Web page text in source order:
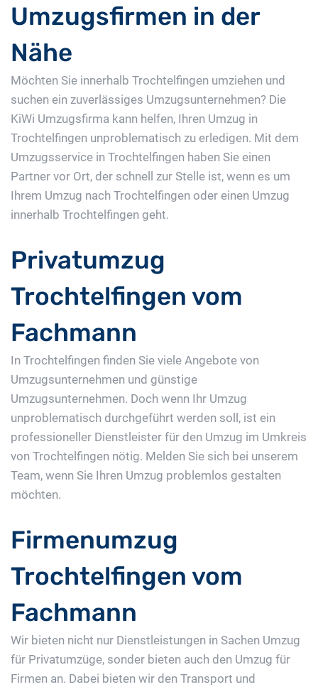
Umzugsfirmen in der
Nähe
Möchten Sie innerhalb Trochtelfingen umziehen und
suchen ein zuverlässiges Umzugsunternehmen? Die
KiWi Umzugsfirma kann helfen, Ihren Umzug in
Trochtelfingen unproblematisch zu erledigen. Mit dem
Umzugsservice in Trochtelfingen haben Sie einen
Partner vor Ort, der schnell zur Stelle ist, wenn es um
Ihrem Umzug nach Trochtelfingen oder einen Umzug
innerhalb Trochtelfingen geht.
Privatumzug
Trochtelfingen vom
Fachmann
In Trochtelfingen finden Sie viele Angebote von
Umzugsunternehmen und günstige
Umzugsunternehmen. Doch wenn Ihr Umzug
unproblematisch durchgeführt werden soll, ist ein
professioneller Dienstleister für den Umzug im Umkreis
von Trochtelfingen nötig. Melden Sie sich bei unserem
Team, wenn Sie Ihren Umzug problemlos gestalten
möchten.
Firmenumzug
Trochtelfingen vom
Fachmann
Wir bieten nicht nur Dienstleistungen in Sachen Umzug
für Privatumzüge, sonder bieten auch den Umzug für
Firmen an. Dabei bieten wir den Transport und